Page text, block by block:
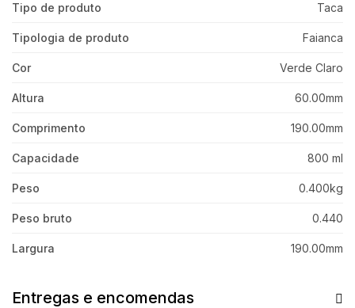
Tipo de produto Taca
Tipologia de produto Faianca
Cor Verde Claro
Altura 60.00mm
Comprimento 190.00mm
Capacidade 800 ml
Peso 0.400kg
Peso bruto 0.440
Largura 190.00mm
Entregas e encomendas